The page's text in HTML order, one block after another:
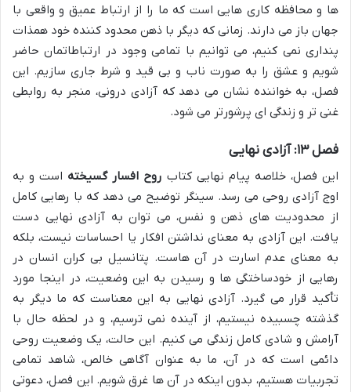
ها و محافظه کاری هایی است که ما را از ارتباط عمیق و واقعی با
جهان باز می دارند. زمانی که دیگر با ذهن محدود کننده خود همذات
پنداری نمی کنیم، می توانیم با تمامی وجود در ارتباطاتمان حاضر
شویم و عشق را به صورت ناب و بی قید و شرط جاری سازیم. این
فصل، به خواننده نشان می دهد که آزادی درونی، منجر به روابطی
غنی تر و زندگی ای پرشورتر می شود.
فصل ۱۳: آزادی نهایی
این فصل، خلاصه پیام نهایی کتاب روح افسار گسیخته است و به
اوج آزادی روحی می رسد. سینگر توضیح می دهد که با رهایی کامل
از محدودیت های ذهن و نفس، می توان به آزادی نهایی دست
یافت. این آزادی به معنای نداشتن افکار یا احساسات نیست، بلکه
به معنای عدم اسارت در آن هاست. پتانسیل بی کران انسان در
رهایی از خودساختگی ها و رسیدن به این وضعیت، در اینجا مورد
تأکید قرار می گیرد. آزادی نهایی به این معناست که ما دیگر به
گذشته چسبیده نیستیم، از آینده نمی ترسیم، و در لحظه حال با
آرامش و شادی کامل زندگی می کنیم. این حالت، یک وضعیت روحی
دائمی است که در آن، ما به عنوان آگاهی خالص، شاهد تمامی
تجربیات هستیم، بدون اینکه در آن ها غرق شویم. این فصل، دعوتی